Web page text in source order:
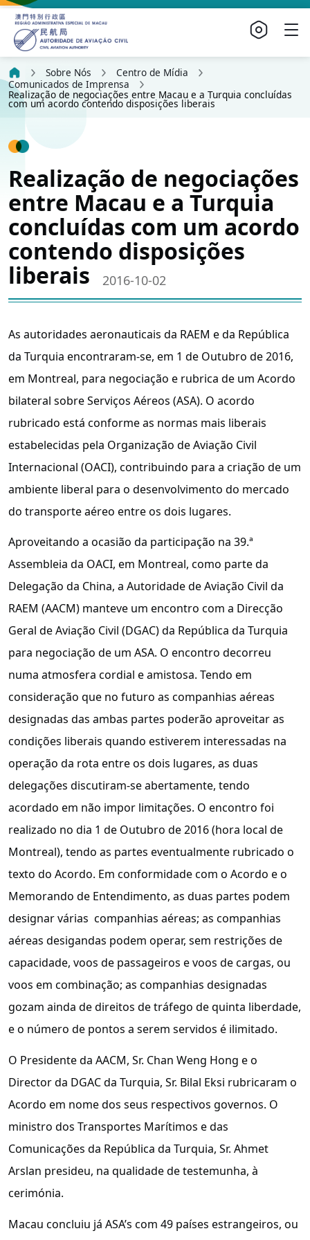
Sobre Nós
Centro de Mídia
Comunicados de Imprensa
Realização de negociações entre Macau e a Turquia concluídas
com um acordo contendo disposições liberais
Realização de negociações
entre Macau e a Turquia
concluídas com um acordo
contendo disposições
liberais
2016-10-02
As autoridades aeronauticais da RAEM e da República
da Turquia encontraram-se, em 1 de Outubro de 2016,
em Montreal, para negociação e rubrica de um Acordo
bilateral sobre Serviços Aéreos (ASA). O acordo
rubricado está conforme as normas mais liberais
estabelecidas pela Organização de Aviação Civil
Internacional (OACI), contribuindo para a criação de um
ambiente liberal para o desenvolvimento do mercado
do transporte aéreo entre os dois lugares.
Aproveitando a ocasião da participação na 39.ª
Assembleia da OACI, em Montreal, como parte da
Delegação da China, a Autoridade de Aviação Civil da
RAEM (AACM) manteve um encontro com a Direcção
Geral de Aviação Civil (DGAC) da República da Turquia
para negociação de um ASA. O encontro decorreu
numa atmosfera cordial e amistosa. Tendo em
consideração que no futuro as companhias aéreas
designadas das ambas partes poderão aproveitar as
condições liberais quando estiverem interessadas na
operação da rota entre os dois lugares, as duas
delegações discutiram-se abertamente, tendo
acordado em não impor limitações. O encontro foi
realizado no dia 1 de Outubro de 2016 (hora local de
Montreal), tendo as partes eventualmente rubricado o
texto do Acordo. Em conformidade com o Acordo e o
Memorando de Entendimento, as duas partes podem
designar várias companhias aéreas; as companhias
aéreas desigandas podem operar, sem restrições de
capacidade, voos de passageiros e voos de cargas, ou
voos em combinação; as companhias designadas
gozam ainda de direitos de tráfego de quinta liberdade,
e o número de pontos a serem servidos é ilimitado.
O Presidente da AACM, Sr. Chan Weng Hong e o
Director da DGAC da Turquia, Sr. Bilal Eksi rubricaram o
Acordo em nome dos seus respectivos governos. O
ministro dos Transportes Marítimos e das
Comunicações da República da Turquia, Sr. Ahmet
Arslan presideu, na qualidade de testemunha, à
cerimónia.
Macau concluiu já ASA’s com 49 países estrangeiros, ou